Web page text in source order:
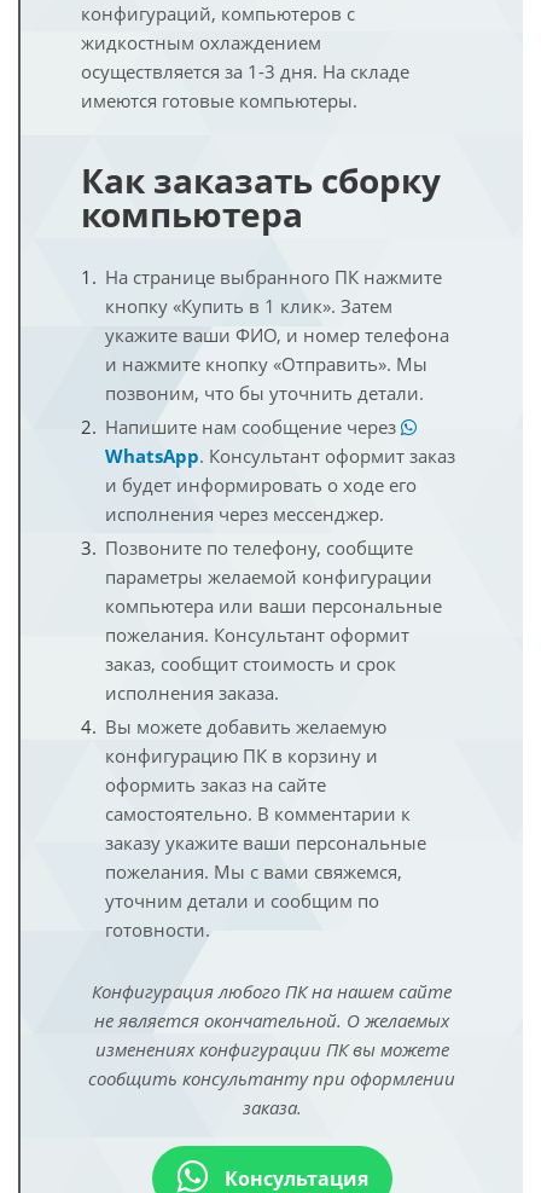
конфигураций, компьютеров с
жидкостным охлаждением
осуществляется за 1-3 дня. На складе
имеются готовые компьютеры.
Как заказать сборку
компьютера
На странице выбранного ПК нажмите
кнопку «Купить в 1 клик». Затем
укажите ваши ФИО, и номер телефона
и нажмите кнопку «Отправить». Мы
позвоним, что бы уточнить детали.
Напишите нам сообщение через
WhatsApp. Консультант оформит заказ
и будет информировать о ходе его
исполнения через мессенджер.
Позвоните по телефону, сообщите
параметры желаемой конфигурации
компьютера или ваши персональные
пожелания. Консультант оформит
заказ, сообщит стоимость и срок
исполнения заказа.
Вы можете добавить желаемую
конфигурацию ПК в корзину и
оформить заказ на сайте
самостоятельно. В комментарии к
заказу укажите ваши персональные
пожелания. Мы с вами свяжемся,
уточним детали и сообщим по
готовности.
Конфигурация любого ПК на нашем сайте
не является окончательной. О желаемых
изменениях конфигурации ПК вы можете
сообщить консультанту при оформлении
заказа.
Консультация